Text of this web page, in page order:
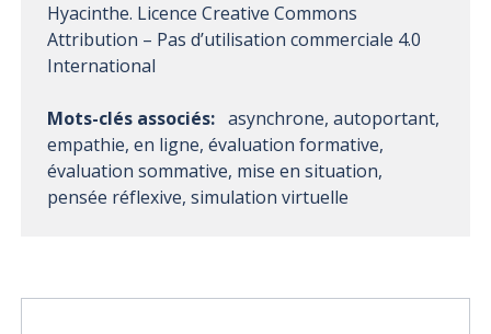
Hyacinthe. Licence Creative Commons
Attribution – Pas d’utilisation commerciale 4.0
International
Mots-clés associés: asynchrone, autoportant,
empathie, en ligne, évaluation formative,
évaluation sommative, mise en situation,
pensée réflexive, simulation virtuelle